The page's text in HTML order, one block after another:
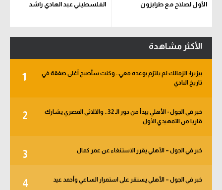
الأول لصلاح مع طرابزون
الفلسطيني عبد الهادي راشد
الأكثر مشاهدة
1
بيزيرا: الزمالك لم يلتزم بوعده معي.. وكنت سأصبح أغلى صفقة في
تاريخ النادي
2
خبر في الجول - الأهلي يبدأ من دور الـ 32.. والثلاثي المصري يشارك
قاريا من التمهيدي الأول
3 خبر في الجول – الأهلي يقرر الاستنغاء عن عمر كمال
4 خبر في الجول – الأهلي يستقر على استمرار الساعي وأحمد عيد